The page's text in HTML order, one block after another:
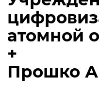
атомной
+
Прошко